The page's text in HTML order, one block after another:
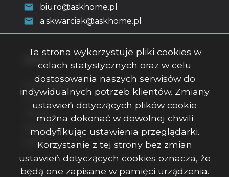
biuro@askhome.pl
a.skwarciak@askhome.pl
Strona główna
O firmie
Kontakt
Rodo
Ta strona wykorzystuje pliki cookies w
celach statystycznych oraz w celu
dostosowania naszych serwisów do
indywidualnych potrzeb klientów. Zmiany
ustawień dotyczących plików cookie
można dokonać w dowolnej chwili
modyfikując ustawienia przeglądarki.
Korzystanie z tej strony bez zmian
ustawień dotyczących cookies oznacza, że
będą one zapisane w pamięci urządzenia.